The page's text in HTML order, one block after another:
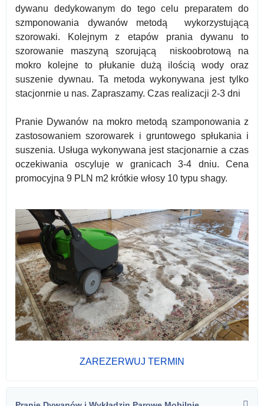
dywanu dedykowanym do tego celu preparatem do
szmponowania dywanów metodą wykorzystującą
szorowaki. Kolejnym z etapów prania dywanu to
szorowanie maszyną szorującą niskoobrotową na
mokro kolejne to płukanie dużą ilością wody oraz
suszenie dywnau. Ta metoda wykonywana jest tylko
stacjonrnie u nas. Zapraszamy. Czas realizacji 2-3 dni
Pranie Dywanów na mokro metodą szamponowania z
zastosowaniem szorowarek i gruntowego spłukania i
suszenia. Usługa wykonywana jest stacjonarnie a czas
oczekiwania oscyluje w granicach 3-4 dniu. Cena
promocyjna 9 PLN m2 krótkie włosy 10 typu shagy.
ZAREZERWUJ TERMIN